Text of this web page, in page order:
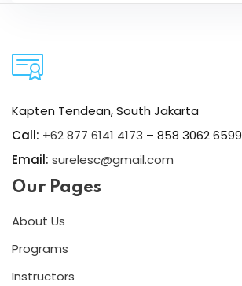
Kapten Tendean, South Jakarta
Call: +62 877 6141 4173 – 858 3062 6599
Email: surelesc@gmail.com
Our Pages
About Us
Programs
Instructors